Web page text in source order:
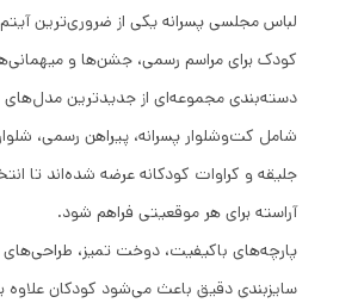
لباس مجلسی پسرانه یکی از ضروری‌ترین
کودک برای مراسم رسمی، جشن‌ها و
دسته‌بندی مجموعه‌ای از جدیدترین
شامل کت‌وشلوار پسرانه، پیراهن رسمی،
جلیقه و کراوات کودکانه عرضه شده‌اند تا
آراسته برای هر موقعیتی فراهم شود.
پارچه‌های باکیفیت، دوخت تمیز،
سایزبندی دقیق باعث می‌شود کودکان علاوه